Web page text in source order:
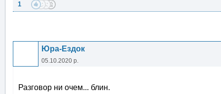
1
Юра-Ездок
05.10.2020 р.
Разговор ни очем... блин.